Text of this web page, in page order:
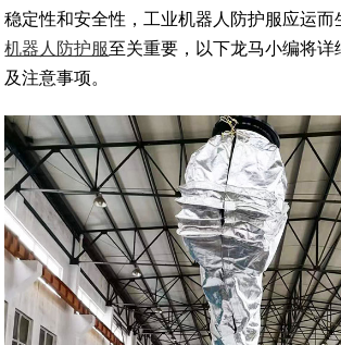
稳定性和安全性，工业机器人防护服应运而
机器人防护服至关重要，以下龙马小编将详
及注意事项。